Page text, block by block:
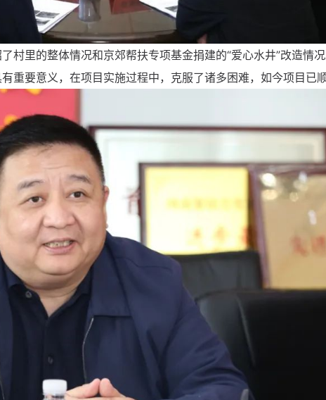
村里的整体情况和京郊帮扶专项基金捐建的“爱心水井”改造情
重要意义，在项目实施过程中，克服了诸多困难，如今项目已顺